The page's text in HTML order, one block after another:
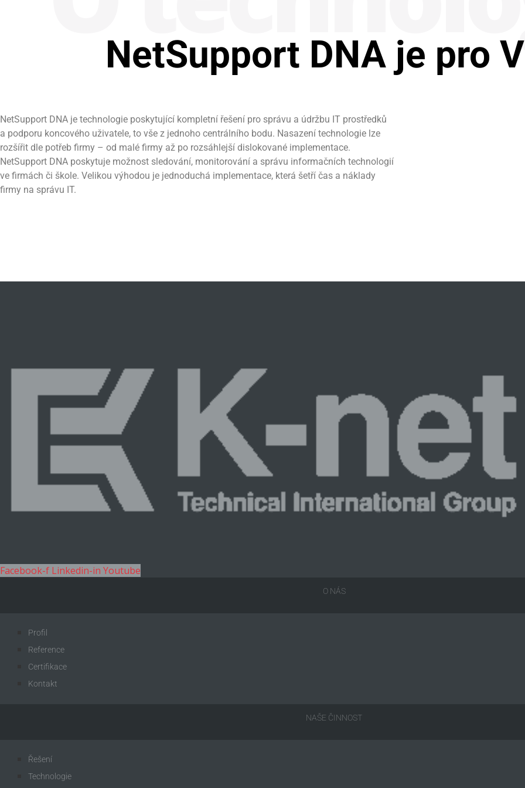
NetSupport DNA je pro
NetSupport DNA je technologie poskytující kompletní řešení pro správu a údržbu IT prostředků
a podporu koncového uživatele, to vše z jednoho centrálního bodu. Nasazení technologie lze
rozšířit dle potřeb firmy – od malé firmy až po rozsáhlejší dislokované implementace.
NetSupport DNA poskytuje možnost sledování, monitorování a správu informačních technologií
ve firmách či škole. Velikou výhodou je jednoduchá implementace, která šetří čas a náklady
firmy na správu IT.
Facebook-f Linkedin-in Youtube
O NÁS
Profil
Reference
Certifikace
Kontakt
NAŠE ČINNOST
Řešení
Technologie